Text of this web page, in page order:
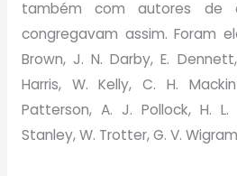
também com autores de
congregavam assim.Foram
Brown, J. N. Darby, E.
Harris, W. Kelly, C. H.
Patterson, A. J. Pollock, H. L.
Stanley, W. Trotter, G. V.